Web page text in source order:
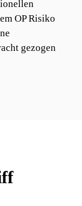
OP Risiko
gezogen